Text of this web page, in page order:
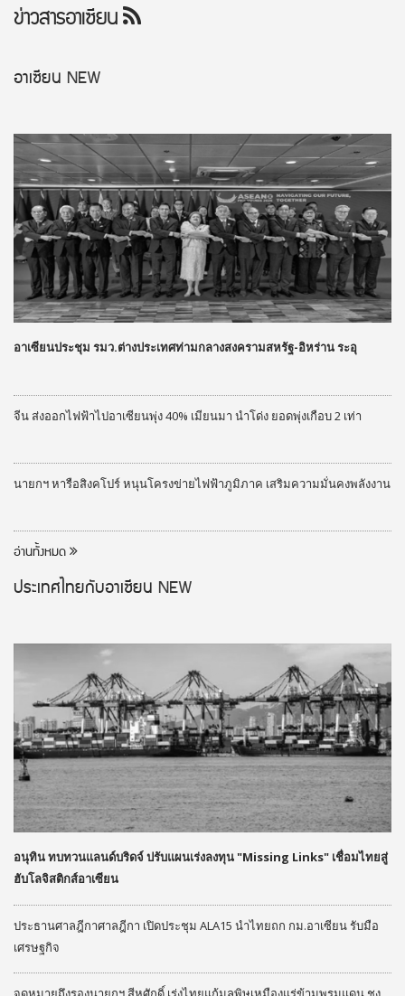
ข่าวสารอาเซียน
อาเซียน NEW
อาเซียนประชุม รมว.ต่างประเทศท่ามกลางสงครามสหรัฐ-อิหร่าน ระอุ
จีน ส่งออกไฟฟ้าไปอาเซียนพุ่ง 40% เมียนมา นำโด่ง ยอดพุ่งเกือบ 2 เท่า
นายกฯ หารือสิงคโปร์ หนุนโครงข่ายไฟฟ้าภูมิภาค เสริมความมั่นคงพลังงาน
อ่านทั้งหมด
ประเทศไทยกับอาเซียน NEW
อนุทิน ทบทวนแลนด์บริดจ์ ปรับแผนเร่งลงทุน "Missing Links" เชื่อมไทยสู่
ฮับโลจิสติกส์อาเซียน
ประธานศาลฎีกาศาลฎีกา เปิดประชุม ALA15 นำไทยถก กม.อาเซียน รับมือ
เศรษฐกิจ